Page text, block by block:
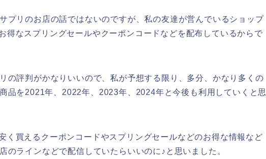
プリのお店の話ではないのですが、私の友達が営んでいるショップ
得なスプリングセールやクーポンコードなどを配布しているからで
の評判がかなりいいので、私が予想する限り、多分、かなり多くの
品を2021年、2022年、2023年、2024年と今後も利用していくと思
く買えるクーポンコードやスプリングセールなどのお得な情報など
のラインなどで配信していたらいいのに♪と思いました。